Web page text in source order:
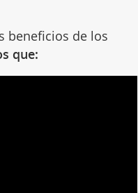
beneficios de los
que: